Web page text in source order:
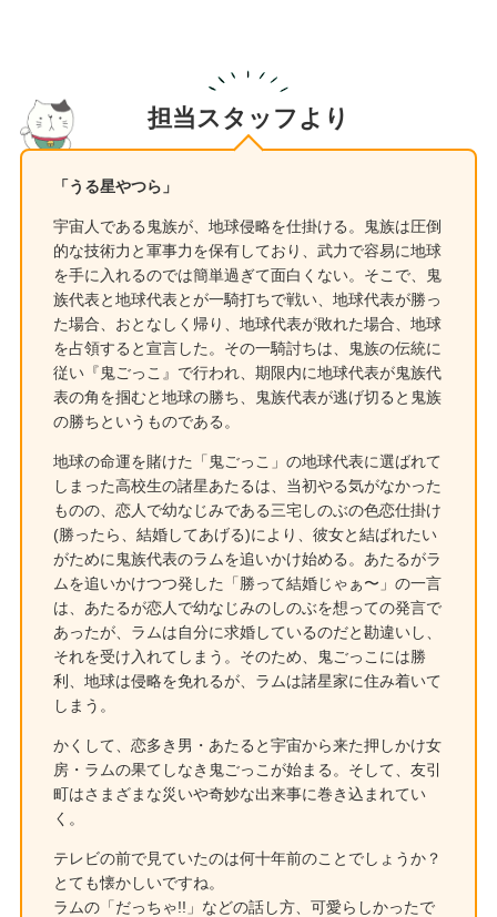
担当スタッフより
「うる星やつら」
宇宙人である鬼族が、地球侵略を仕掛ける。鬼族は圧倒
的な技術力と軍事力を保有しており、武力で容易に地球
を手に入れるのでは簡単過ぎて面白くない。そこで、鬼
族代表と地球代表とが一騎打ちで戦い、地球代表が勝っ
た場合、おとなしく帰り、地球代表が敗れた場合、地球
を占領すると宣言した。その一騎討ちは、鬼族の伝統に
従い『鬼ごっこ』で行われ、期限内に地球代表が鬼族代
表の角を掴むと地球の勝ち、鬼族代表が逃げ切ると鬼族
の勝ちというものである。
地球の命運を賭けた「鬼ごっこ」の地球代表に選ばれて
しまった高校生の諸星あたるは、当初やる気がなかった
ものの、恋人で幼なじみである三宅しのぶの色恋仕掛け
(勝ったら、結婚してあげる)により、彼女と結ばれたい
がために鬼族代表のラムを追いかけ始める。あたるがラ
ムを追いかけつつ発した「勝って結婚じゃぁ〜」の一言
は、あたるが恋人で幼なじみのしのぶを想っての発言で
あったが、ラムは自分に求婚しているのだと勘違いし、
それを受け入れてしまう。そのため、鬼ごっこには勝
利、地球は侵略を免れるが、ラムは諸星家に住み着いて
しまう。
かくして、恋多き男・あたると宇宙から来た押しかけ女
房・ラムの果てしなき鬼ごっこが始まる。そして、友引
町はさまざまな災いや奇妙な出来事に巻き込まれてい
く。
テレビの前で見ていたのは何十年前のことでしょうか？
とても懐かしいですね。
ラムの「だっちゃ!!」などの話し方、可愛らしかったで